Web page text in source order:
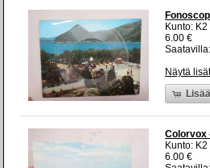
Kunto:
6.00 €
Näytä
Colorvox
Kunto:
6.00 €